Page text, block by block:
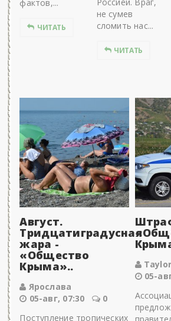
фактов,...
ЧИТАТЬ
не сумев
сломить нас...
ЧИТАТЬ
Август.
Тридцатиградусная
жара -
«Общество
Крыма»..
Ярослава
05-авг, 07:30
0
Поступление тропических
Taylor
05-